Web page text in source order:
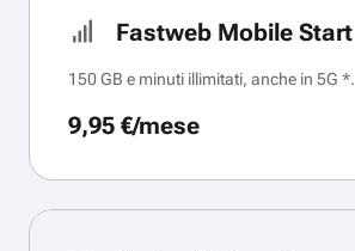
Fastweb Mobile Start
150 GB e minuti illimitati, anche in 5G *.
9,95 €/mese